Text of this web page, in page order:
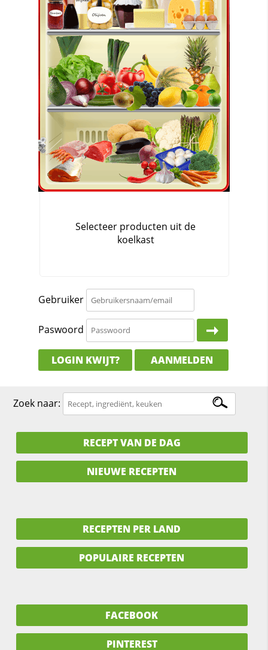
Gebruiker
Paswoord
LOGIN KWIJT? AANMELDEN
Zoek naar:
RECEPT VAN DE DAG
NIEUWE RECEPTEN
RECEPTEN PER LAND
POPULAIRE RECEPTEN
FACEBOOK
PINTEREST